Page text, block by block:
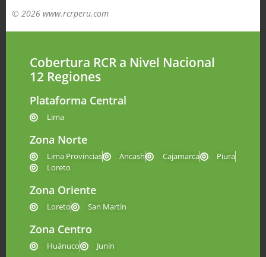
© 2026 www.rcrperu.com
Cobertura RCR a Nivel Nacional
12 Regiones
Plataforma Central
Lima
Zona Norte
Lima Provincias Ancash Cajamarca
Piura
Loreto
Zona Oriente
Loreto San Martín
Zona Centro
Huánuco Junín